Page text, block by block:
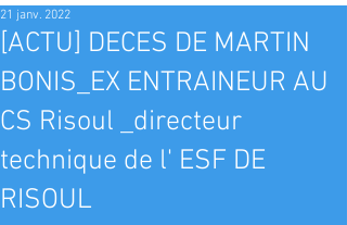
[ACTU] DECES DE MARTIN
BONIS_EX ENTRAINEUR AU
CS Risoul _directeur
technique de l' ESF DE
RISOUL
21 janv. 2022